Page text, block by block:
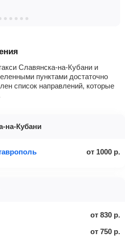
Славянска-на-Кубани и
пунктами достаточно
список направлений, которые
на-Кубани
от 1000 р.
от 830 р.
от 750 р.